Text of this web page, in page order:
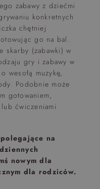
zabawy z dziećmi
konkretnych
chętniej
go na bal.
skarby (zabawki) w
gry i zabawy w
wesołą muzykę,
Podobnie może
gotowaniem,
ćwiczeniami
na
nowym dla
dla rodziców.